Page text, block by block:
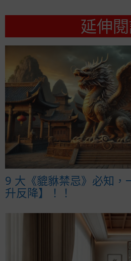
延伸
9 大《貔貅禁忌》必知，
升反降】！！